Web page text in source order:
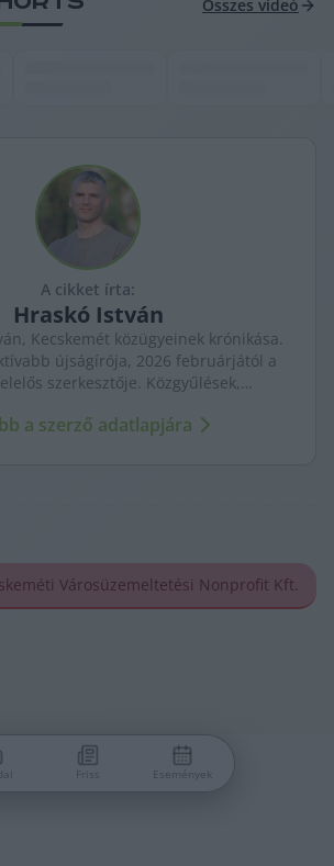
Összes videó
A cikket írta:
Hraskó István
Kecskemét közügyeinek krónikása.
újságírója, 2026 februárjától a
szerkesztője. Közgyűlések,
élők történetei egyszerre jelennek
a szerző adatlapjára
Városüzemeltetési Nonprofit Kft.
Friss Események